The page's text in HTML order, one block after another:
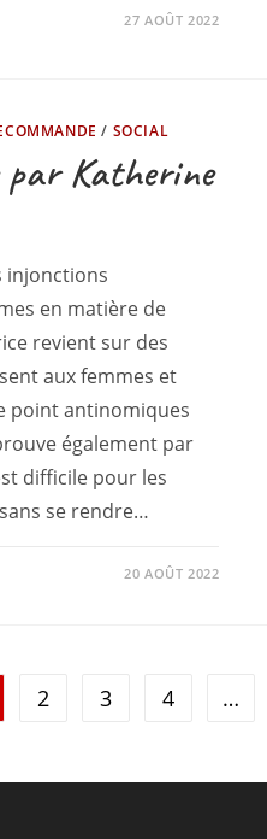
27 AOÛT 2022
/ SOCIAL
par Katherine
injonctions
en matière de
revient sur des
aux femmes et
point antinomiques
également par
difficile pour les
se rendre…
20 AOÛT 2022
2 3 4 …